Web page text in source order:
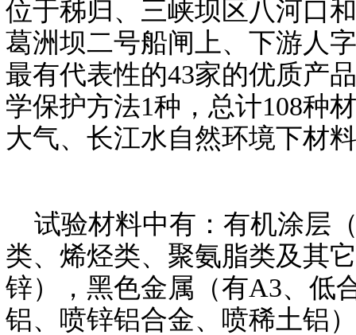
位于秭归、三峡坝区八河口
葛洲坝二号船闸上、下游人
最有代表性的43家的优质产
学保护方法1种，总计108种
大气、长江水自然环境下材
试验材料中有：有机涂层
类、烯烃类、聚氨脂类及其
锌），黑色金属（有A3、低
铝、喷锌铝合金、喷稀土铝